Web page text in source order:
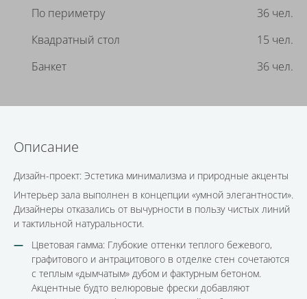
По периметру
36 чел.
Квадратный стол
15 чел.
Банкет
36 чел.
Описание
Дизайн-проект: Эстетика минимализма и природные акценты
Интерьер зала выполнен в концепции «умной элегантности».
Дизайнеры отказались от вычурности в пользу чистых линий
и тактильной натуральности.
Цветовая гамма: Глубокие оттенки теплого бежевого,
графитового и антрацитового в отделке стен сочетаются
с теплым «дымчатым» дубом и фактурным бетоном.
Акцентные будто велюровые фрески добавляют